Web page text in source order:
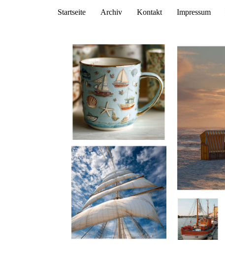
Startseite Archiv Kontakt Impressum